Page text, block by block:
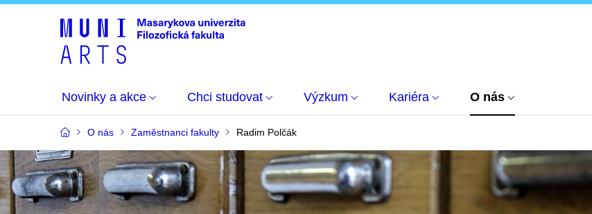
Novinky a akce Chci studovat Výzkum Kariéra O nás
O nás Zaměstnanci fakulty Radim Polčák